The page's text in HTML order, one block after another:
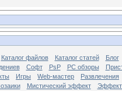
Каталог файлов Каталог статей
Блог
Софт PsP PC обзоры
Игры Web-мастер
Развлечения
Мистический эффект
Эффект